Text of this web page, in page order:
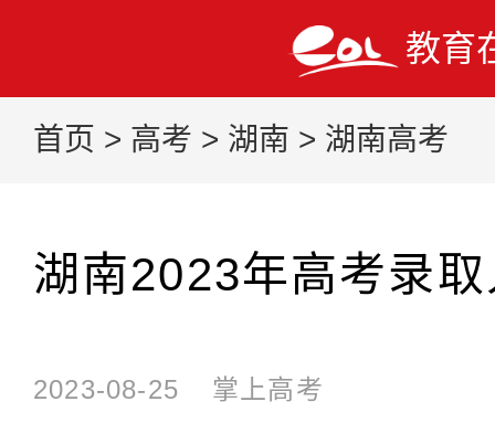
教育
首页 > 高考 > 湖南 > 湖南高考
湖南2023年高考录
2023-08-25 掌上高考